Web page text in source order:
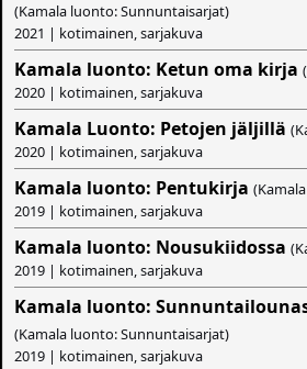
(Kamala luonto: Sunnuntaisarjat)
2021 | kotimainen, sarjakuva
Kamala luonto: Ketun oma kirja
2020 | kotimainen, sarjakuva
Kamala Luonto: Petojen jäljillä
2020 | kotimainen, sarjakuva
Kamala luonto: Pentukirja
2019 | kotimainen, sarjakuva
Kamala luonto: Nousukiidossa
2019 | kotimainen, sarjakuva
Kamala luonto:
(Kamala luonto: Sunnuntaisarjat)
2019 | kotimainen, sarjakuva